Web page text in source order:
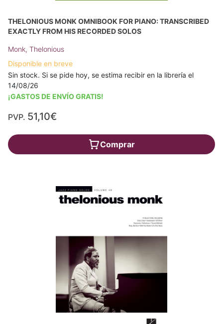
THELONIOUS MONK OMNIBOOK FOR PIANO: TRANSCRIBED
EXACTLY FROM HIS RECORDED SOLOS
Monk, Thelonious
Disponible en breve
Sin stock. Si se pide hoy, se estima recibir en la librería el
14/08/26
¡GASTOS DE ENVÍO GRATIS!
PVP. 51,10€
Comprar